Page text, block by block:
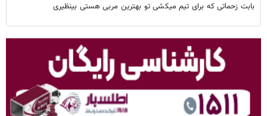
بابت زحماتی که برای تیم میکشی تو بهترین مربی هستی بینظیری